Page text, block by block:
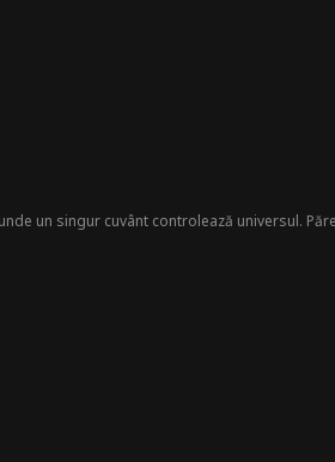
un singur cuvânt controlează universul.